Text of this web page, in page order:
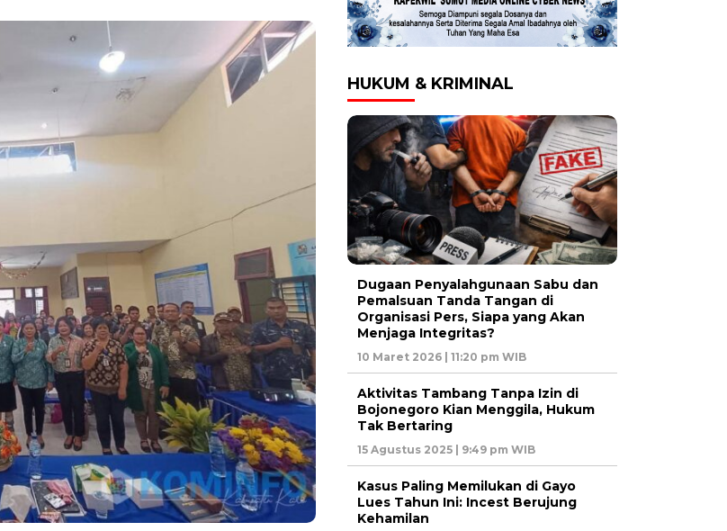
HUKUM & KRIMINAL
Dugaan Penyalahgunaan Sabu dan
Pemalsuan Tanda Tangan di
Organisasi Pers, Siapa yang Akan
Menjaga Integritas?
10 Maret 2026 | 11:20 pm WIB
Aktivitas Tambang Tanpa Izin di
Bojonegoro Kian Menggila, Hukum
Tak Bertaring
15 Agustus 2025 | 9:49 pm WIB
Kasus Paling Memilukan di Gayo
Lues Tahun Ini: Incest Berujung
Kehamilan